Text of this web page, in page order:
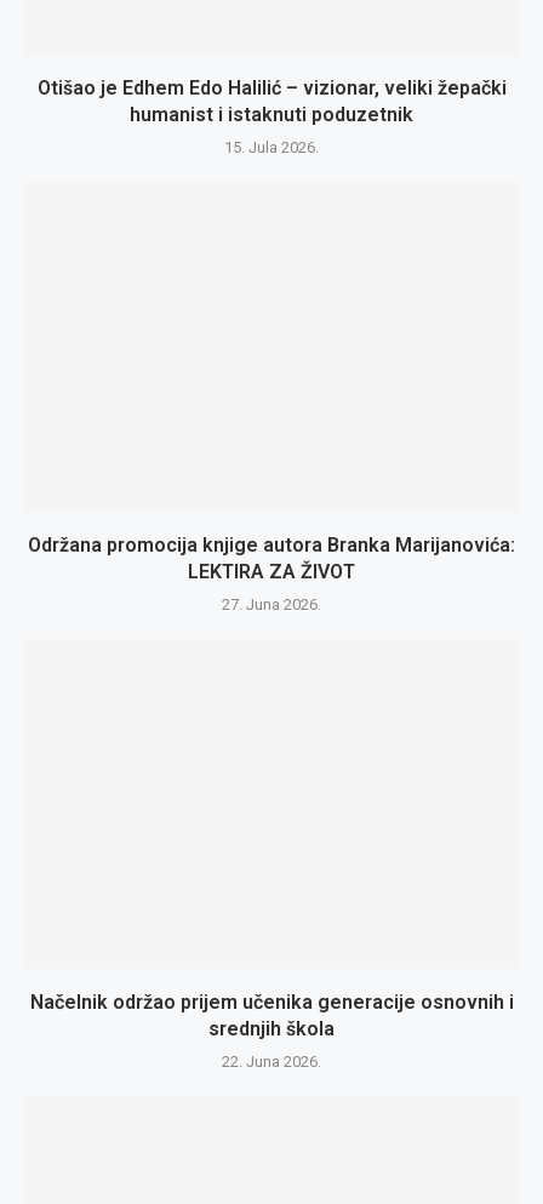
Otišao je Edhem Edo Halilić – vizionar, veliki žepački
humanist i istaknuti poduzetnik
15. Jula 2026.
Održana promocija knjige autora Branka Marijanovića:
LEKTIRA ZA ŽIVOT
27. Juna 2026.
Načelnik održao prijem učenika generacije osnovnih i
srednjih škola
22. Juna 2026.